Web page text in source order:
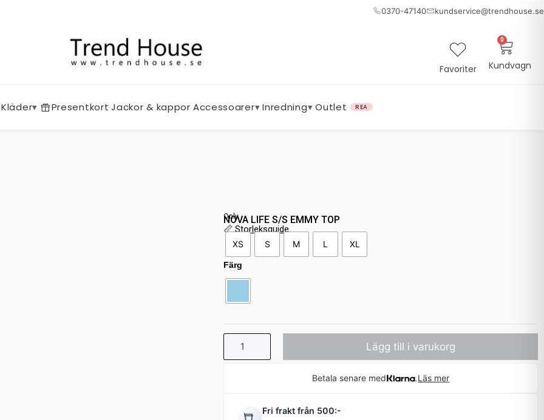
0370-47140 kundservice@trendhouse.se
Favoriter
0
Kundvagn
Kläder▾ Presentkort Jackor & kappor Accessoarer▾ Inredning▾ Outlet REA
Only
NOVA LIFE S/S EMMY TOP
📏Storleksguide
XS S M L XL
Färg
NOVA
LIFE
S/S
mängd
Lägg till i varukorg
Betala senare med Läs mer
Fri frakt från 500:-